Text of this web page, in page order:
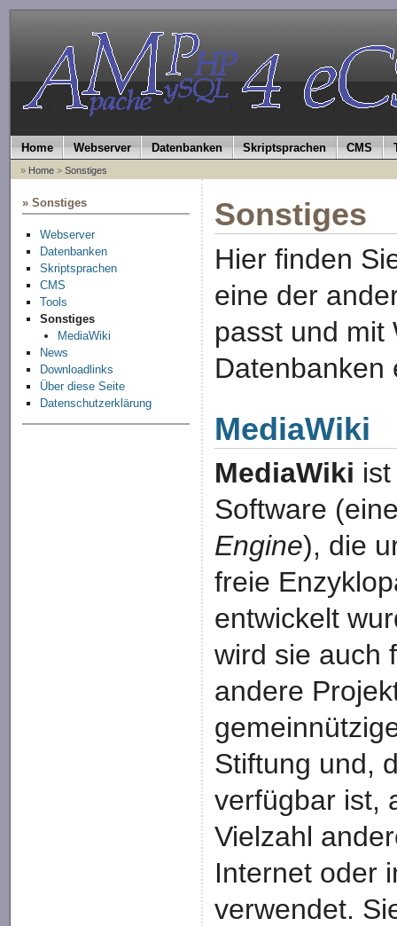
Home Webserver Datenbanken Skriptsprachen CMS
» Home> Sonstiges
» Sonstiges
Webserver
Datenbanken
Skriptsprachen
CMS
Tools
Sonstiges
MediaWiki
News
Downloadlinks
Über diese Seite
Datenschutzerklärung
Sonstiges
Hier finden
eine der
passt und mit
Datenbanken
MediaWiki
MediaWiki
Software
Engine), die
freie
entwickelt
wird sie auch
andere
Stiftung und,
verfügbar ist,
Vielzahl
Internet oder
verwendet.